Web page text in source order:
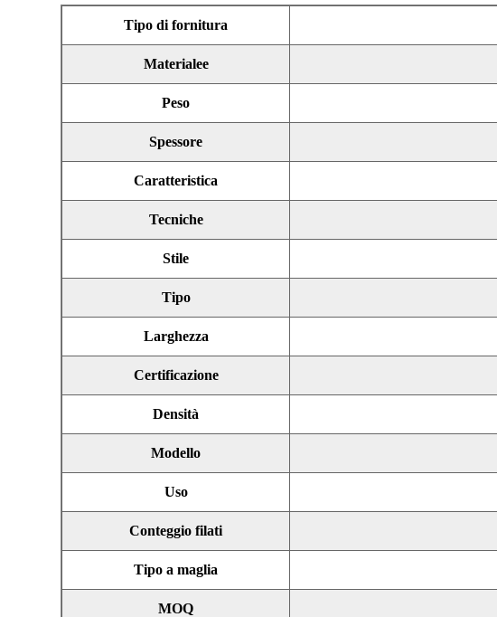
Tipo di fornitura
Materialee
Peso
Spessore
Caratteristica
Tecniche
Stile
Tipo
Larghezza
Certificazione
Densità
Modello
Uso
Conteggio filati
Tipo a maglia
MOQ